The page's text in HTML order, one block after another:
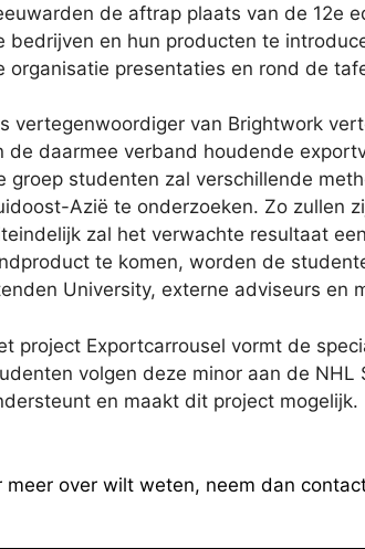
de aftrap plaats van de 12e
bedrijven en hun producten te
organisatie presentaties en rond de
vertegenwoordiger van Brightwork
de daarmee verband houdende
groep studenten zal verschillende
Azië te onderzoeken. Zo zullen
zal het verwachte resultaat
te komen, worden de
University, externe adviseurs en
project Exportcarrousel vormt de
volgen deze minor aan de NHL
en maakt dit project mogelijk.
over wilt weten, neem dan